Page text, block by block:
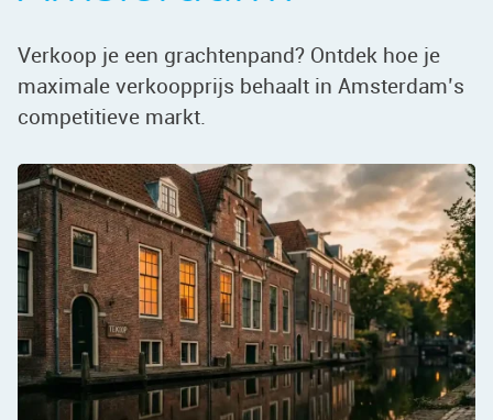
Verkoop je een grachtenpand? Ontdek hoe je
maximale verkoopprijs behaalt in Amsterdam’s
competitieve markt.